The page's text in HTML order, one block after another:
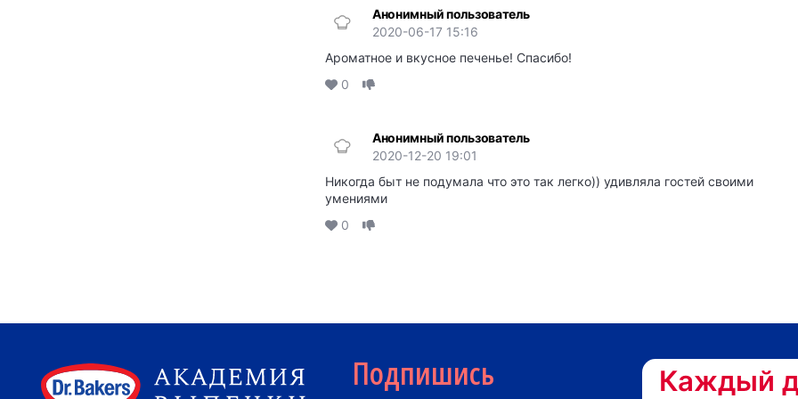
Анонимный пользователь
2020-06-17 15:16
Ароматное и вкусное печенье! Спасибо!
0
Анонимный пользователь
2020-12-20 19:01
Никогда быт не подумала что это так легко)) удивляла гостей своими
умениями
0
Подпишись Каждый